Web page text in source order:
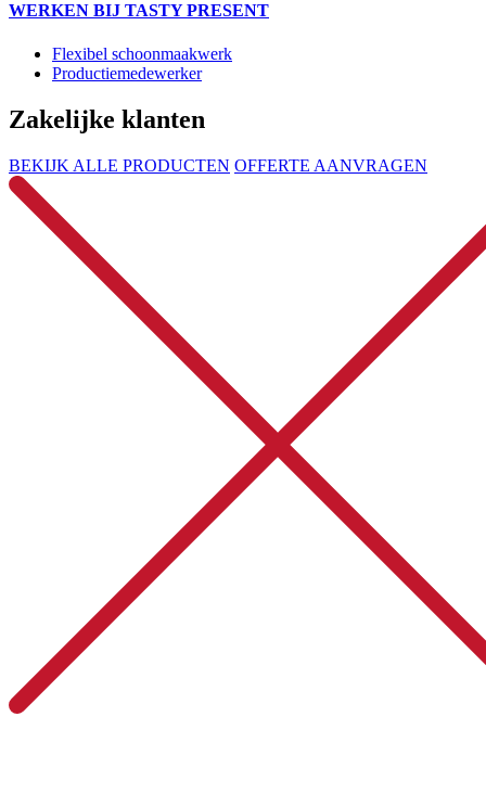
WERKEN BIJ TASTY PRESENT
Flexibel schoonmaakwerk
Productiemedewerker
Zakelijke klanten
BEKIJK ALLE PRODUCTEN OFFERTE AANVRAGEN